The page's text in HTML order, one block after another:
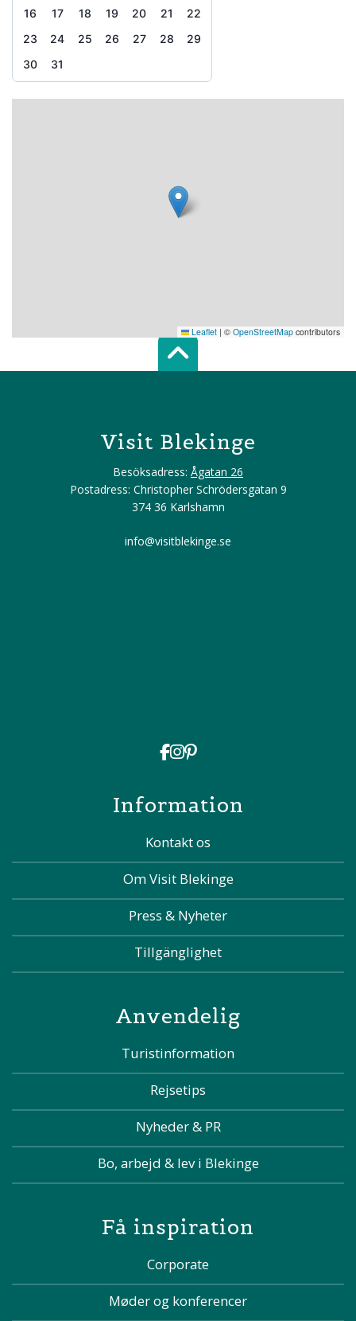
16
17 18 19 20 21
22
23
24 25 26 27 28
29
30
31
Leaflet | © OpenStreetMap contributors
Scroll top of
Visit Blekinge
Besöksadress: Ågatan 26
Postadress: Christopher Schrödersgatan 9
374 36 Karlshamn
info@visitblekinge.se
Information
Kontakt os
Om Visit Blekinge
Press & Nyheter
Tillgänglighet
Anvendelig
Turistinformation
Rejsetips
Nyheder & PR
Bo, arbejd & lev i Blekinge
Få inspiration
Corporate
Møder og konferencer